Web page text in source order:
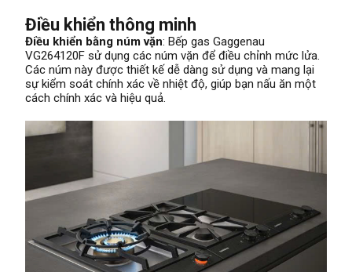
Điều khiển thông minh
Điều khiển bằng núm vặn: Bếp gas Gaggenau
VG264120F sử dụng các núm vặn để điều chỉnh mức lửa.
Các núm này được thiết kế dễ dàng sử dụng và mang lại
sự kiểm soát chính xác về nhiệt độ, giúp bạn nấu ăn một
cách chính xác và hiệu quả.